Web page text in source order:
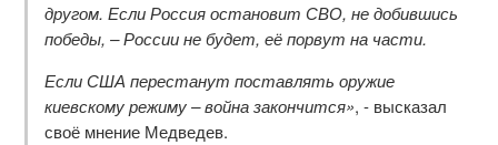
другом. Если Россия остановит СВО, не добившись
победы, – России не будет, её порвут на части.
Если США перестанут поставлять оружие
киевскому режиму – война закончится», - высказал
своё мнение Медведев.